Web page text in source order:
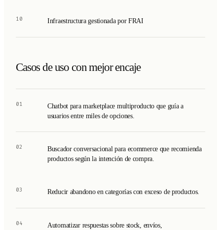
10 Infraestructura gestionada por FRAI
Casos de uso con mejor encaje
01
Chatbot para marketplace multiproducto que guía a
usuarios entre miles de opciones.
02
Buscador conversacional para ecommerce que recomienda
productos según la intención de compra.
03 Reducir abandono en categorías con exceso de productos.
04
Automatizar respuestas sobre stock, envíos,